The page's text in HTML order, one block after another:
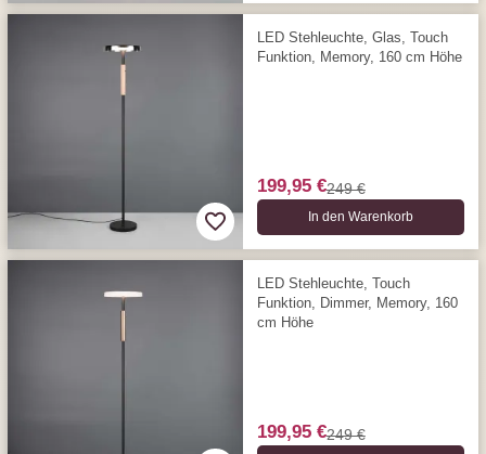
LED Stehleuchte, Glas, Touch
Funktion, Memory, 160 cm Höhe
199,95 €249 €
In den Warenkorb
LED Stehleuchte, Touch
Funktion, Dimmer, Memory, 160
cm Höhe
199,95 €249 €